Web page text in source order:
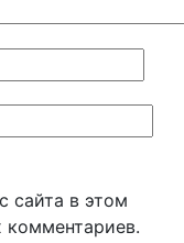
сайта в этом